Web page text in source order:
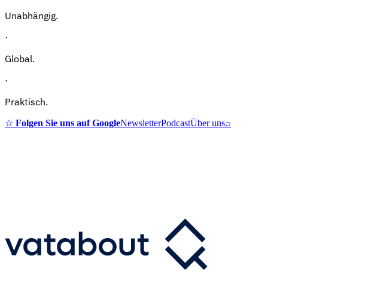
Unabhängig.
·
Global.
·
Praktisch.
☆ Folgen Sie uns auf GoogleNewsletterPodcastÜber uns⌕